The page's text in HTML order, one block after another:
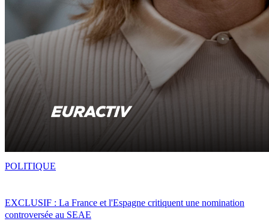
EXCLUSIF : La France et l'Espagne critiquent une nomination
controversée au SEAE
POLITIQUE